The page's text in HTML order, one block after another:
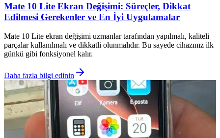
Mate 10 Lite Ekran Değişimi: Süreçler, Dikkat
Edilmesi Gerekenler ve En İyi Uygulamalar
Mate 10 Lite ekran değişimi uzmanlar tarafından yapılmalı, kaliteli
parçalar kullanılmalı ve dikkatli olunmalıdır. Bu sayede cihazınız ilk
günkü gibi fonksiyonel kalır.
Daha fazla bilgi edinin